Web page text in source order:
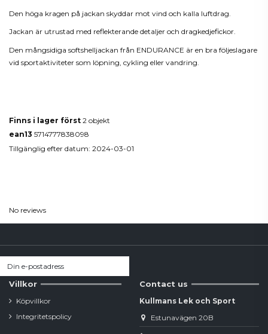
Den höga kragen på jackan skyddar mot vind och kalla luftdrag.
Jackan är utrustad med reflekterande detaljer och dragkedjefickor.
Den mångsidiga softshelljackan från ENDURANCE är en bra följeslagare
vid sportaktiviteter som löpning, cykling eller vandring.
Finns i lager först 2 objekt
ean13 5714777838098
Tillgänglig efter datum: 2024-03-01
No reviews
Villkor
Köpvillkor
Integritetspolicy
Contact us
Kullmans Lek och Sport
Estunavägen 20B